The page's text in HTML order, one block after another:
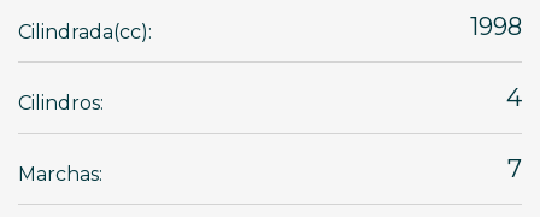
Cilindrada(cc): 1998
Cilindros: 4
Marchas: 7